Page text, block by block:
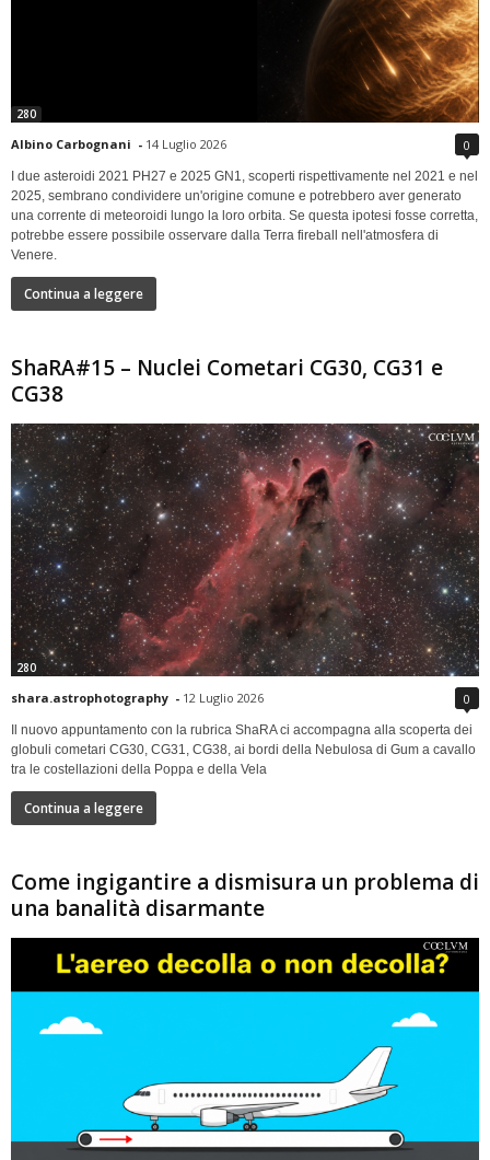
280
Albino Carbognani - 14 Luglio 2026 0
I due asteroidi 2021 PH27 e 2025 GN1, scoperti rispettivamente nel 2021 e nel
2025, sembrano condividere un'origine comune e potrebbero aver generato
una corrente di meteoroidi lungo la loro orbita. Se questa ipotesi fosse corretta,
potrebbe essere possibile osservare dalla Terra fireball nell'atmosfera di
Venere.
Continua a leggere
ShaRA#15 – Nuclei Cometari CG30, CG31 e
CG38
280
shara.astrophotography - 12 Luglio 2026 0
Il nuovo appuntamento con la rubrica ShaRA ci accompagna alla scoperta dei
globuli cometari CG30, CG31, CG38, ai bordi della Nebulosa di Gum a cavallo
tra le costellazioni della Poppa e della Vela
Continua a leggere
Come ingigantire a dismisura un problema di
una banalità disarmante